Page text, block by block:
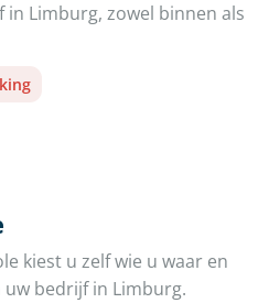
Limburg, zowel binnen als
kiest u zelf wie u waar en
bedrijf in Limburg.